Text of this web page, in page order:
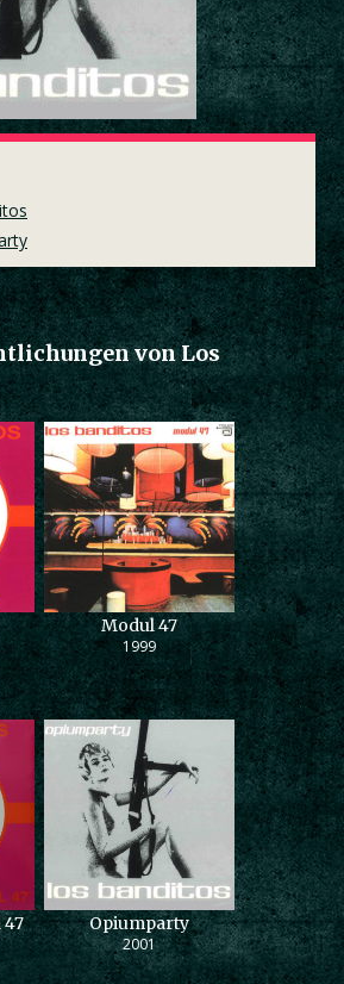
von Los
Modul 47
1999
Opiumparty
2001